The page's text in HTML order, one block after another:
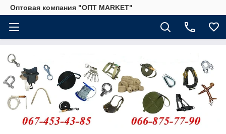
Оптовая компания "ОПТ MARKET"